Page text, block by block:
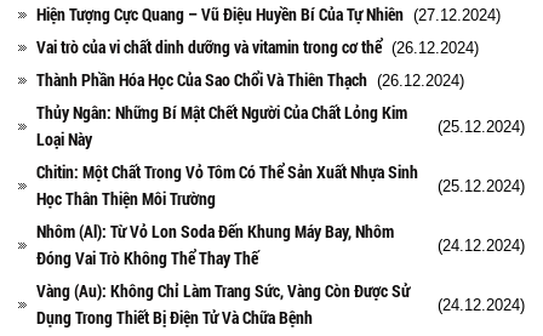
Hiện Tượng Cực Quang – Vũ Điệu Huyền Bí Của Tự Nhiên (27.12.2024)
Vai trò của vi chất dinh dưỡng và vitamin trong cơ thể (26.12.2024)
Thành Phần Hóa Học Của Sao Chổi Và Thiên Thạch (26.12.2024)
Thủy Ngân: Những Bí Mật Chết Người Của Chất Lỏng Kim
Loại Này
(25.12.2024)
Chitin: Một Chất Trong Vỏ Tôm Có Thể Sản Xuất Nhựa Sinh
Học Thân Thiện Môi Trường
(25.12.2024)
Nhôm (Al): Từ Vỏ Lon Soda Đến Khung Máy Bay, Nhôm
Đóng Vai Trò Không Thể Thay Thế
(24.12.2024)
Vàng (Au): Không Chỉ Làm Trang Sức, Vàng Còn Được Sử
Dụng Trong Thiết Bị Điện Tử Và Chữa Bệnh
(24.12.2024)